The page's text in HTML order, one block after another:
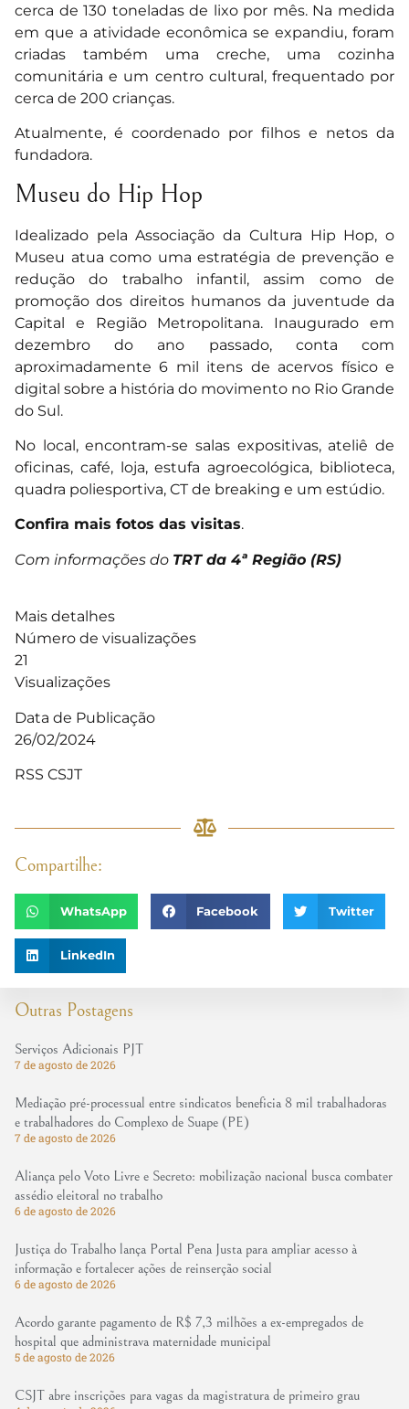
Outras Postagens
Serviços Adicionais PJT
7 de agosto de 2026
Mediação pré-processual entre sindicatos beneficia 8 mil trabalhadoras
e trabalhadores do Complexo de Suape (PE)
7 de agosto de 2026
Aliança pelo Voto Livre e Secreto: mobilização nacional busca combater
assédio eleitoral no trabalho
6 de agosto de 2026
Justiça do Trabalho lança Portal Pena Justa para ampliar acesso à
informação e fortalecer ações de reinserção social
6 de agosto de 2026
Acordo garante pagamento de R$ 7,3 milhões a ex-empregados de
hospital que administrava maternidade municipal
5 de agosto de 2026
CSJT abre inscrições para vagas da magistratura de primeiro grau
cerca de 130 toneladas de lixo por mês. Na medida
em que a atividade econômica se expandiu, foram
criadas também uma creche, uma cozinha
comunitária e um centro cultural, frequentado por
cerca de 200 crianças.
Atualmente, é coordenado por filhos e netos da
fundadora.
Museu do Hip Hop
Idealizado pela Associação da Cultura Hip Hop, o
Museu atua como uma estratégia de prevenção e
redução do trabalho infantil, assim como de
promoção dos direitos humanos da juventude da
Capital e Região Metropolitana. Inaugurado em
dezembro do ano passado, conta com
aproximadamente 6 mil itens de acervos físico e
digital sobre a história do movimento no Rio Grande
do Sul.
No local, encontram-se salas expositivas, ateliê de
oficinas, café, loja, estufa agroecológica, biblioteca,
quadra poliesportiva, CT de breaking e um estúdio.
Confira mais fotos das visitas.
Com informações do TRT da 4ª Região (RS)
Mais detalhes
Número de visualizações
21
Visualizações
Data de Publicação
26/02/2024
RSS CSJT
Compartilhe:
WhatsApp Facebook Twitter
LinkedIn